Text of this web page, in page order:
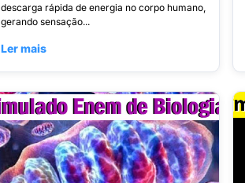
descarga rápida de energia no corpo humano,
gerando sensação...
Ler mais